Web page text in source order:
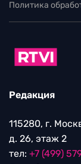
Политика
Редакция
115280, г.
д. 26, этаж 2
тел: +7 (499)